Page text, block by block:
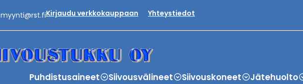
myynti@rst.fiKirjaudu verkkokauppaan Yhteystiedot
Puhdistusaineet Siivousvälineet Siivouskoneet Jätehuolto